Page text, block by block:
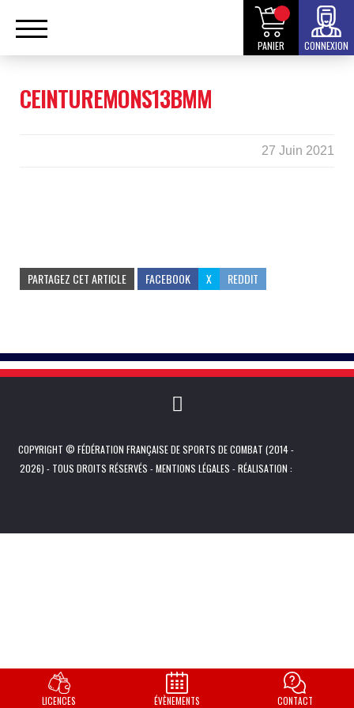
PANIER CONNEXION
CEINTUREMONS13BMM
27 Juin 2021
PARTAGEZ CET ARTICLE FACEBOOK X REDDIT
COPYRIGHT © FÉDÉRATION FRANÇAISE DE SPORTS DE COMBAT (2014 -
2026) - TOUS DROITS RÉSERVÉS -MENTIONS LÉGALES - RÉALISATION :
LICENCES ÉVÈNEMENTS CONTACT